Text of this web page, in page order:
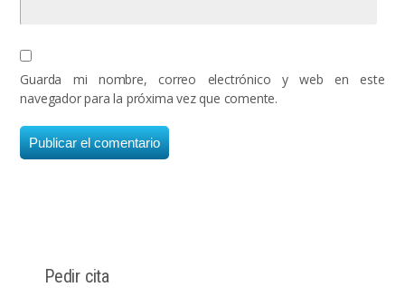
Guarda mi nombre, correo electrónico y web en este
navegador para la próxima vez que comente.
Pedir cita